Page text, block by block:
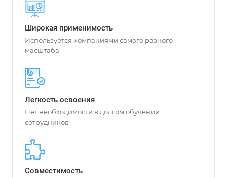
Широкая применимость
Используется компаниями самого разного
масштаба
Легкость освоения
Нет необходимости в долгом обучении
сотрудников
Совместимость